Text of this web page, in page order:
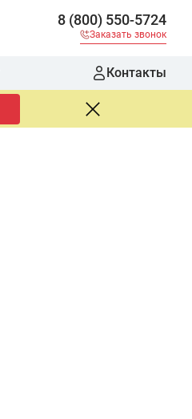
8 (800) 550-5724
Заказать звонок
Контакты